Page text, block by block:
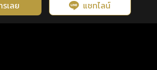
รเลย แชทไลน์
กกี้ เพื่อเพิ่มประสิทธิภาพและประสบการณ์ที่ดี
บไซต์ นโยบายความเป็นส่วนตัว
หวะชีวิต คลิกดูดวงฟรี